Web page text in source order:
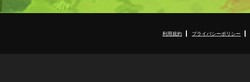
利用規約 プライバシーポリシー